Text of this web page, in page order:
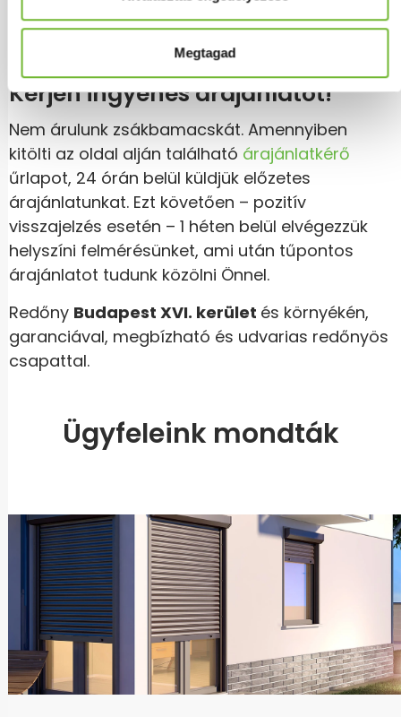
Megtagad
elérhetőségeinken! Akár SOS megoldást is
Kérjen ingyenes árajánlatot!
Nem árulunk zsákbamacskát. Amennyiben
kitölti az oldal alján található árajánlatkérő
űrlapot, 24 órán belül küldjük előzetes
árajánlatunkat. Ezt követően – pozitív
visszajelzés esetén – 1 héten belül elvégezzük
helyszíni felmérésünket, ami után tűpontos
árajánlatot tudunk közölni Önnel.
Redőny Budapest XVI. kerület és környékén,
garanciával, megbízható és udvarias redőnyös
csapattal.
Ügyfeleink mondták